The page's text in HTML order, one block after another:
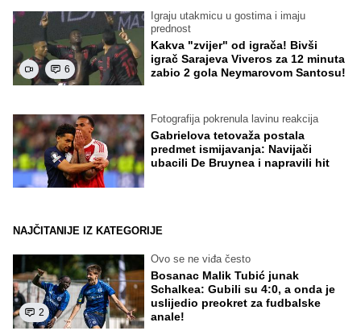
6
Igraju utakmicu u gostima i imaju
prednost
Kakva "zvijer" od igrača! Bivši
igrač Sarajeva Viveros za 12 minuta
zabio 2 gola Neymarovom Santosu!
Fotografija pokrenula lavinu reakcija
Gabrielova tetovaža postala
predmet ismijavanja: Navijači
ubacili De Bruynea i napravili hit
NAJČITANIJE IZ KATEGORIJE
2
Ovo se ne viđa često
Bosanac Malik Tubić junak
Schalkea: Gubili su 4:0, a onda je
uslijedio preokret za fudbalske
anale!